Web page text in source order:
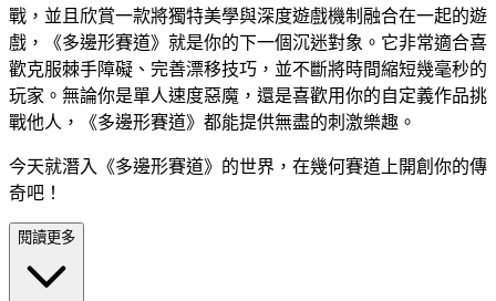
戰，並且欣賞一款將獨特美學與深度遊戲機制融合在一起的遊
戲，《多邊形賽道》就是你的下一個沉迷對象。它非常適合喜
歡克服棘手障礙、完善漂移技巧，並不斷將時間縮短幾毫秒的
玩家。無論你是單人速度惡魔，還是喜歡用你的自定義作品挑
戰他人，《多邊形賽道》都能提供無盡的刺激樂趣。
今天就潛入《多邊形賽道》的世界，在幾何賽道上開創你的傳
奇吧！
閱讀更多